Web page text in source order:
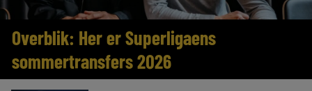
Overblik: Her er Superligaens
sommertransfers 2026